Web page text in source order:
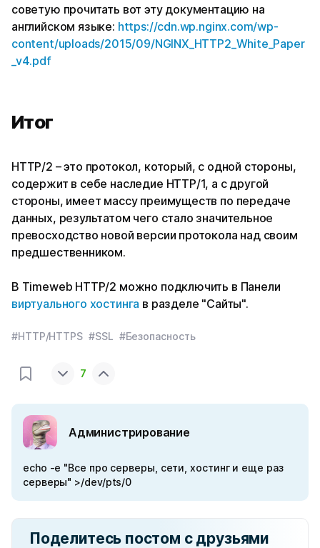
советую прочитать вот эту документацию на
английском языке: https://cdn.wp.nginx.com/wp-
content/uploads/2015/09/NGINX_HTTP2_White_Paper
_v4.pdf
Итог
HTTP/2 – это протокол, который, с одной стороны,
содержит в себе наследие HTTP/1, а с другой
стороны, имеет массу преимуществ по передаче
данных, результатом чего стало значительное
превосходство новой версии протокола над своим
предшественником.
В Timeweb HTTP/2 можно подключить в Панели
виртуального хостинга в разделе "Сайты".
#HTTP/HTTPS #SSL #Безопасность
7
Администрирование
echo -e "Все про серверы, сети, хостинг и еще раз
серверы" >/dev/pts/0
Поделитесь постом с друзьями